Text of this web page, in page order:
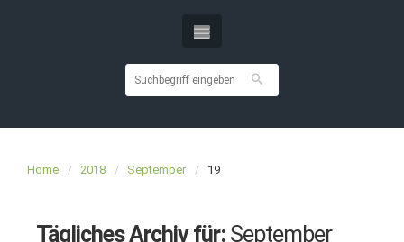
Home 2018 September 19
Tägliches Archiv für: September